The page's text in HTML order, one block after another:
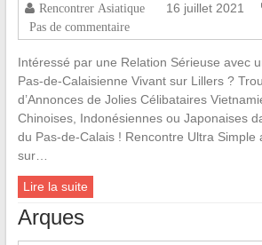
Rencontrer Asiatique 16 juillet 2021
Pas de commentaire
Intéressé par une Relation Sérieuse avec
Pas-de-Calaisienne Vivant sur Lillers ?
d’Annonces de Jolies Célibataires
Chinoises, Indonésiennes ou Japonaises
du Pas-de-Calais ! Rencontre Ultra Simple
sur…
Lire la suite
Arques